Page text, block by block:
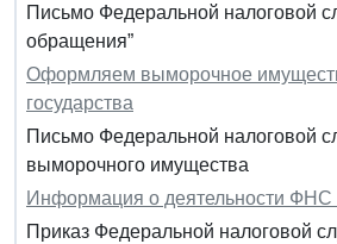
Письмо Федеральной налоговой
обращения”
Оформляем выморочное
государства
Письмо Федеральной налоговой
выморочного имущества
Информация о деятельности ФНС
Приказ Федеральной налоговой